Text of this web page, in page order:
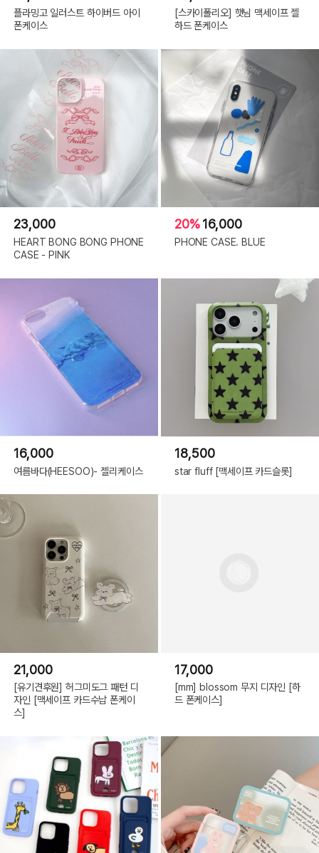
플라밍고 일러스트 하이버드 아이
폰케이스
[스카이폴리오] 햇님 맥세이프 젤
하드 폰케이스
23,000
HEART BONG BONG PHONE
CASE - PINK
20%16,000
PHONE CASE. BLUE
16,000
여름바다(HEESOO)- 젤리케이스
18,500
star fluff [맥세이프 카드슬롯]
21,000
[유기견후원] 허그미도그 패턴 디
자인 [맥세이프 카드수납 폰케이
스]
17,000
[mm] blossom 무지 디자인 [하
드 폰케이스]